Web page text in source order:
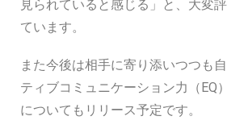
見られていると感じる」と、大変
ています。
また今後は相手に寄り添いつつも
ティブコミュニケーション力（EQ
についてもリリース予定です。